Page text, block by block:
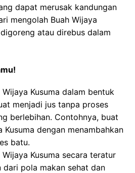
dapat merusak kandungan
mengolah Buah Wijaya
atau direbus dalam
Wijaya Kusuma dalam bentuk
menjadi jus tanpa proses
berlebihan. Contohnya, buat
Kusuma dengan menambahkan
batu.
Wijaya Kusuma secara teratur
dari pola makan sehat dan